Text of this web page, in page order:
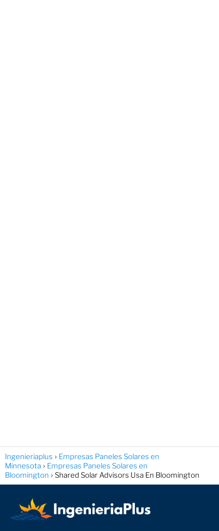
Ingenieriaplus
Empresas Paneles Solares en
Minnesota
Empresas Paneles Solares en
Bloomington
Shared Solar Advisors Usa En Bloomington